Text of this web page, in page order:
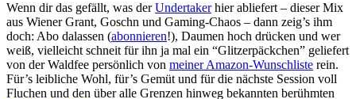
Wenn dir das gefällt, was derUndertakerhier abliefert – dieser Mix
aus Wiener Grant, Goschn und Gaming-Chaos – dann zeig’s ihm
doch: Abo dalassen (abonnieren!), Daumen hoch drücken und wer
weiß, vielleicht schneit für ihn ja mal ein “Glitzerpäckchen” geliefert
von der Waldfee persönlich von meiner Amazon-Wunschliste rein.
Für’s leibliche Wohl, für’s Gemüt und für die nächste Session voll
Fluchen und den über alle Grenzen hinweg bekannten berühmten